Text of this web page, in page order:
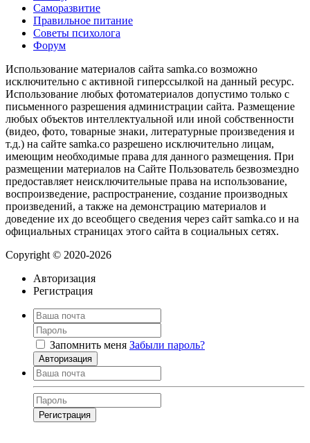
Саморазвитие
Правильное питание
Советы психолога
Форум
Использование материалов сайта samka.co возможно
исключительно с активной гиперссылкой на данный ресурс.
Использование любых фотоматериалов допустимо только с
письменного разрешения администрации сайта. Размещение
любых объектов интеллектуальной или иной собственности
(видео, фото, товарные знаки, литературные произведения и
т.д.) на сайте samka.co разрешено исключительно лицам,
имеющим необходимые права для данного размещения. При
размещении материалов на Сайте Пользователь безвозмездно
предоставляет неисключительные права на использование,
воспроизведение, распространение, создание производных
произведений, а также на демонстрацию материалов и
доведение их до всеобщего сведения через сайт samka.co и на
официальных страницах этого сайта в социальных сетях.
Copyright © 2020-2026
Авторизация
Регистрация
Запомнить меня Забыли пароль?
Авторизация
Регистрация